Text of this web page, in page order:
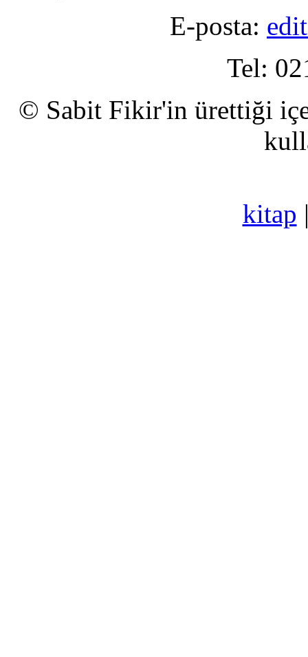
E-posta:
Tel:
© Sabit Fikir'in ürettiği
kitap